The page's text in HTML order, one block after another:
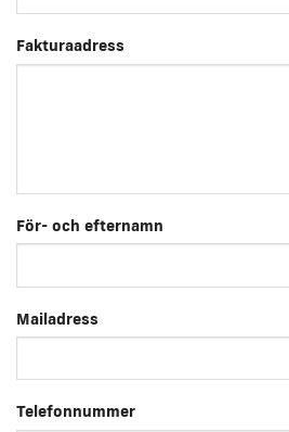
Fakturaadress
För- och efternamn
Mailadress
Telefonnummer